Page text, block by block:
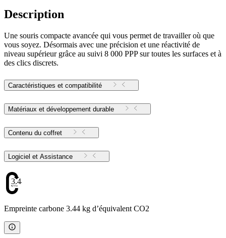
Description
Une souris compacte avancée qui vous permet de travailler où que
vous soyez. Désormais avec une précision et une réactivité de
niveau supérieur grâce au suivi 8 000 PPP sur toutes les surfaces et à
des clics discrets.
Caractéristiques et compatibilité
Matériaux et développement durable
Contenu du coffret
Logiciel et Assistance
3.44
Empreinte carbone 3.44 kg d’équivalent CO2